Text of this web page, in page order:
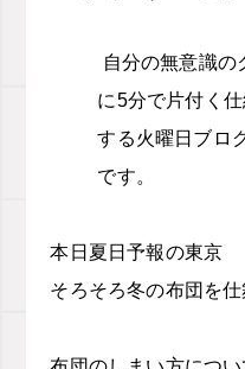
自分の無意識の
に5分で片付く
する火曜日ブロ
です。
本日夏日予報の東京
そろそろ冬の布団を